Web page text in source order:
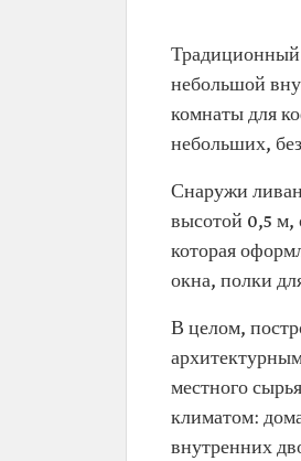
Традиционный
небольшой
комнаты для
небольших,
Снаружи
высотой 0,5 м,
которая
окна, полки
В целом,
местного
климатом:
внутренних